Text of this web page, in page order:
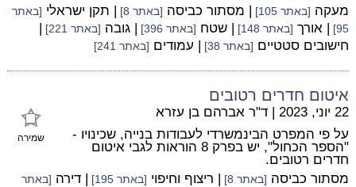
מעקה [באתר 105] | מסתור כביסה [באתר 8] | תקן ישראלי [באתר
95]
| אורך [באתר 148] | שטח [באתר 396] | גובה [באתר 221]
|
חישובים סטטיים [באתר 38] | עמודים [באתר 241]
איטום חדרים רטובים
שמירה
22 יוני, 2023 | ד"ר אברהם בן עזרא
על פי המפרט הבינמשרדי לעבודות בנייה, שכינויו -
"הספר הכחול", יש בפרק 8 הוראות לגבי איטום
חדרים רטובים.
מסתור כביסה [באתר 8] | ריצוף וחיפוי [באתר 195] | דירה [באתר